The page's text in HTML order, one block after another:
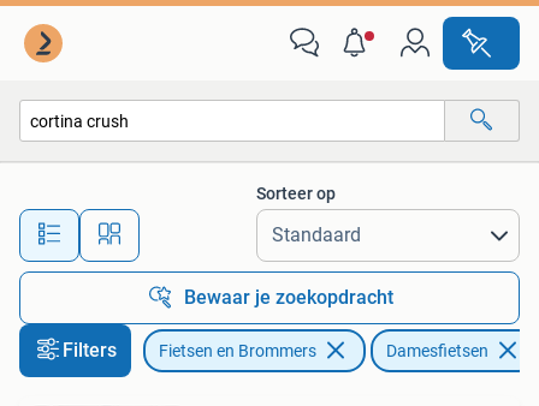
Alle afstanden…
Sorteer op
Bewaar je zoekopdracht
Filters Fietsen en Brommers Damesfietsen